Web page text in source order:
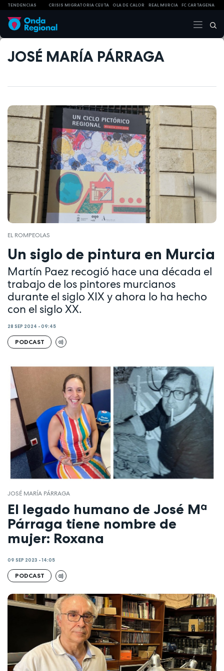
TENDENCIAS CRISIS MIGRATORIA CEUTA OLA DE CALOR REAL MURCIA FC CARTAGENA
JOSÉ MARÍA PÁRRAGA
EL ROMPEOLAS
Un siglo de pintura en Murcia
Martín Paez recogió hace una década el
trabajo de los pintores murcianos
durante el siglo XIX y ahora lo ha hecho
con el siglo XX.
28 SEP 2024 - 09:45
PODCAST
JOSÉ MARÍA PÁRRAGA
El legado humano de José Mª
Párraga tiene nombre de
mujer: Roxana
09 SEP 2023 - 14:05
PODCAST